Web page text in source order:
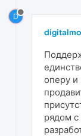
D
оперу и
рядом с